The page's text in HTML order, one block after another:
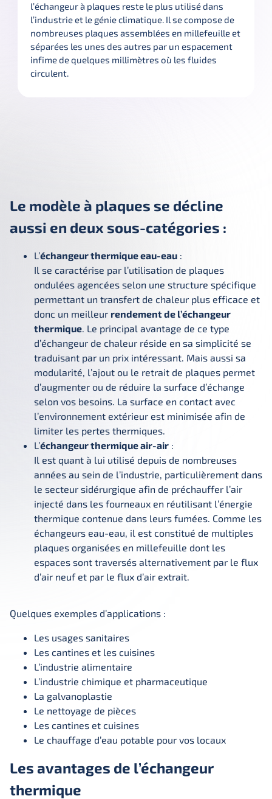
l’échangeur à plaques reste le plus utilisé dans
l’industrie et le génie climatique. Il se compose de
nombreuses plaques assemblées en millefeuille et
séparées les unes des autres par un espacement
infime de quelques millimètres où les fluides
circulent.
Le modèle à plaques se décline
aussi en deux sous-catégories :
L’échangeur thermique eau-eau :
Il se caractérise par l’utilisation de plaques
ondulées agencées selon une structure spécifique
permettant un transfert de chaleur plus efficace et
donc un meilleur rendement de l’échangeur
thermique. Le principal avantage de ce type
d’échangeur de chaleur réside en sa simplicité se
traduisant par un prix intéressant. Mais aussi sa
modularité, l’ajout ou le retrait de plaques permet
d’augmenter ou de réduire la surface d’échange
selon vos besoins. La surface en contact avec
l’environnement extérieur est minimisée afin de
limiter les pertes thermiques.
L’échangeur thermique air-air :
Il est quant à lui utilisé depuis de nombreuses
années au sein de l’industrie, particulièrement dans
le secteur sidérurgique afin de préchauffer l’air
injecté dans les fourneaux en réutilisant l’énergie
thermique contenue dans leurs fumées. Comme les
échangeurs eau-eau, il est constitué de multiples
plaques organisées en millefeuille dont les
espaces sont traversés alternativement par le flux
d’air neuf et par le flux d’air extrait.
Quelques exemples d’applications :
Les usages sanitaires
Les cantines et les cuisines
L’industrie alimentaire
L’industrie chimique et pharmaceutique
La galvanoplastie
Le nettoyage de pièces
Les cantines et cuisines
Le chauffage d’eau potable pour vos locaux
Les avantages de l’échangeur
thermique